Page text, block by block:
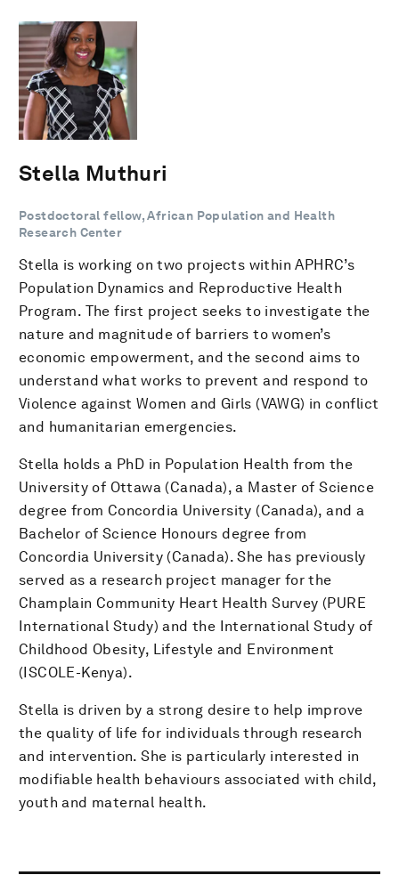
Stella Muthuri
Postdoctoral fellow, African Population and Health
Research Center
Stella is working on two projects within APHRC’s
Population Dynamics and Reproductive Health
Program. The first project seeks to investigate the
nature and magnitude of barriers to women’s
economic empowerment, and the second aims to
understand what works to prevent and respond to
Violence against Women and Girls (VAWG) in conflict
and humanitarian emergencies.
Stella holds a PhD in Population Health from the
University of Ottawa (Canada), a Master of Science
degree from Concordia University (Canada), and a
Bachelor of Science Honours degree from
Concordia University (Canada). She has previously
served as a research project manager for the
Champlain Community Heart Health Survey (PURE
International Study) and the International Study of
Childhood Obesity, Lifestyle and Environment
(ISCOLE-Kenya).
Stella is driven by a strong desire to help improve
the quality of life for individuals through research
and intervention. She is particularly interested in
modifiable health behaviours associated with child,
youth and maternal health.